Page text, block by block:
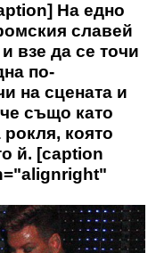
На едно
славей
взе да се точи
по-
на сцената и
също като
която
й. [caption